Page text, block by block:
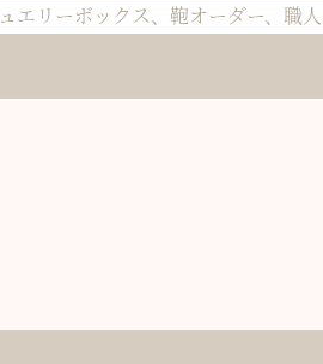
エリーボックス、鞄オーダー、職